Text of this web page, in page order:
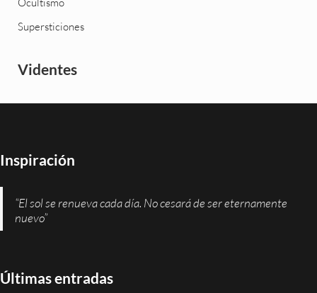
Supersticiones
Videntes
Inspiración
“El sol se renueva cada día. No cesará de ser eternamente
nuevo”
Últimas entradas